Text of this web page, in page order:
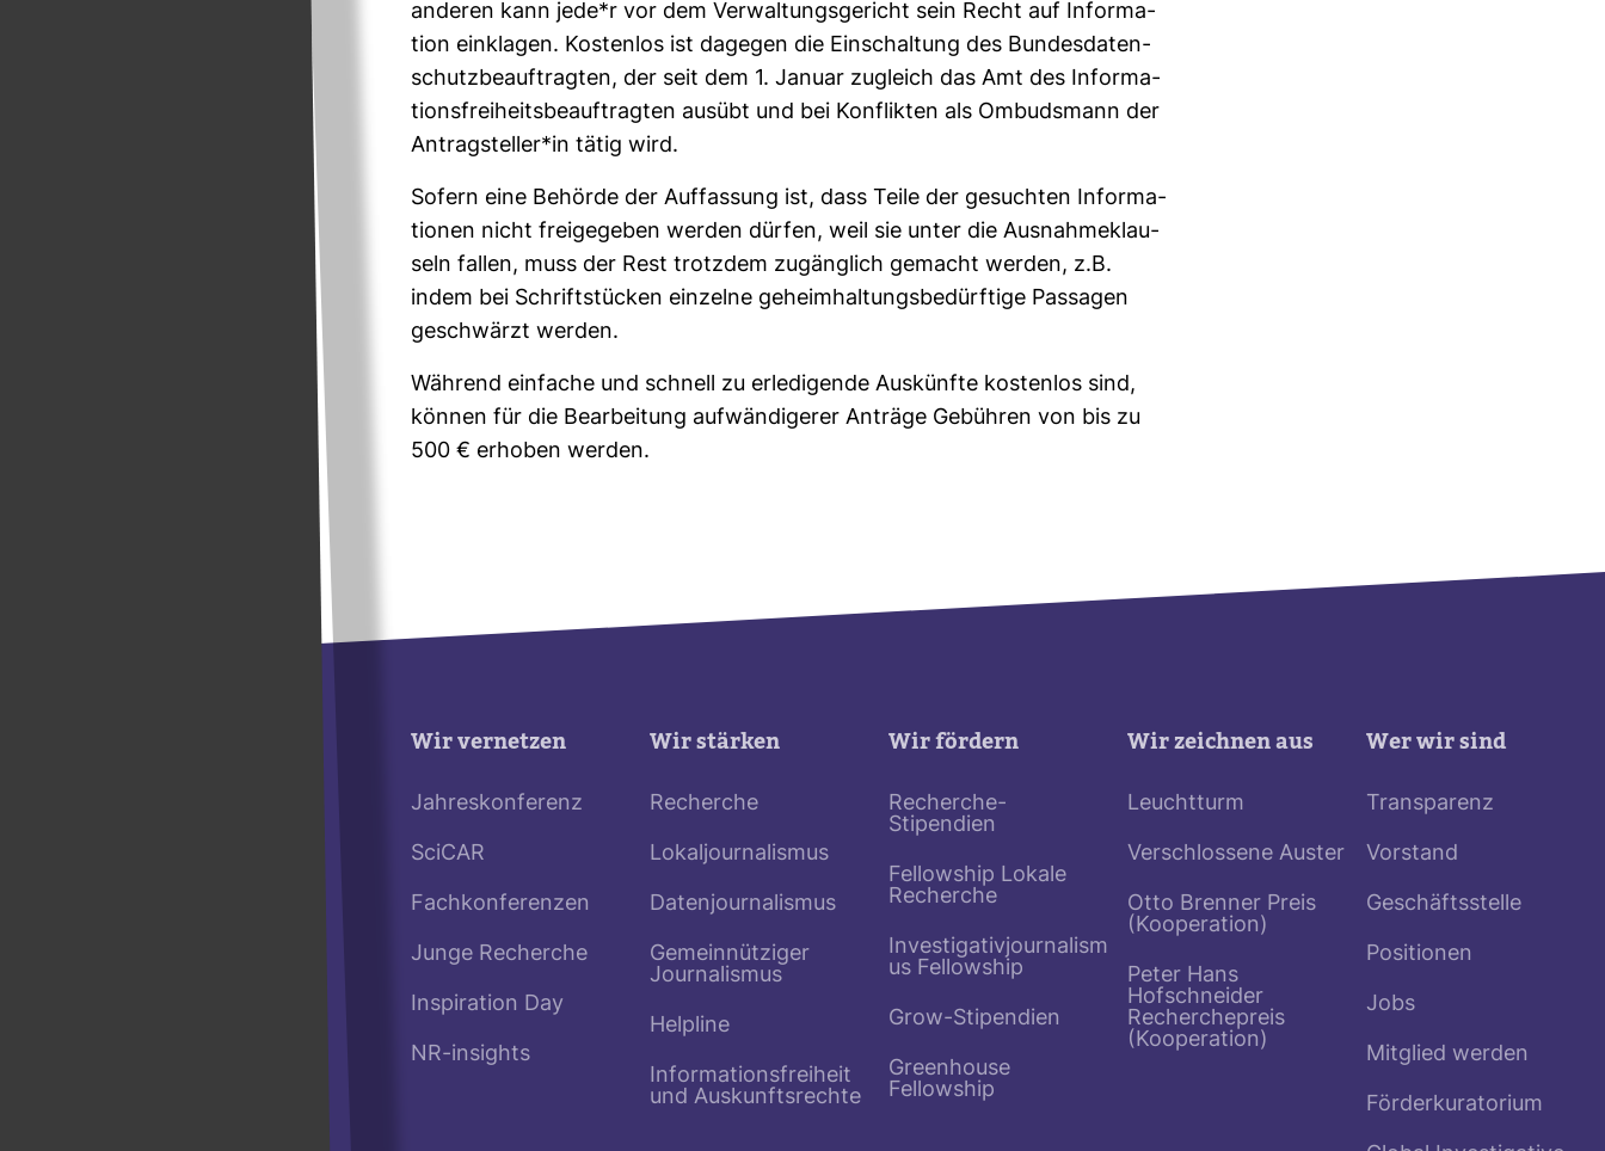
anderen kann jede*r vor dem Ver­wal­tungs­ge­richt sein Recht auf Infor­ma­
tion ein­klagen. Kos­tenlos ist dagegen die Ein­schal­tung des Bun­des­da­ten­
schutz­be­auf­tragten, der seit dem 1. Januar zugleich das Amt des Infor­ma­
ti­ons­frei­heits­be­auf­tragten ausübt und bei Kon­flikten als Ombuds­mann der
Antrag­steller*in tätig wird.
Sofern eine Behörde der Auf­fas­sung ist, dass Teile der gesuchten Infor­ma­
tionen nicht frei­ge­geben werden dürfen, weil sie unter die Aus­nah­me­klau­
seln fallen, muss der Rest trotzdem zugäng­lich gemacht werden, z.B.
indem bei Schrift­stü­cken ein­zelne geheim­hal­tungs­be­dürf­tige Pas­sagen
geschwärzt werden.
Wäh­rend ein­fache und schnell zu erle­di­gende Aus­künfte kos­tenlos sind,
können für die Bear­bei­tung auf­wän­di­gerer Anträge Gebühren von bis zu
500 € erhoben werden.
Wir vernetzen
Jahreskonferenz
SciCAR
Fachkonferenzen
Junge Recherche
Inspiration Day
NR-insights
Wir stärken
Recherche
Lokaljournalismus
Datenjournalismus
Gemeinnütziger
Journalismus
Helpline
Informationsfreiheit
und Auskunftsrechte
Wir fördern
Recherche-
Stipendien
Fellowship Lokale
Recherche
Investigativjournalism
us Fellowship
Grow-Stipendien
Greenhouse
Fellowship
Wir zeichnen aus
Leuchtturm
Verschlossene Auster
Otto Brenner Preis
(Kooperation)
Peter Hans
Hofschneider
Recherchepreis
(Kooperation)
Wer wir sind
Transparenz
Vorstand
Geschäftsstelle
Positionen
Jobs
Mitglied werden
Förderkuratorium